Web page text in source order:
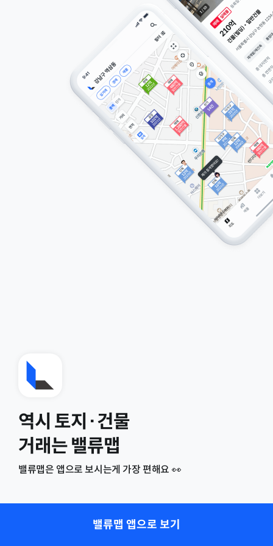
역시 토지·건물
거래는 밸류맵
밸류맵은 앱으로 보시는게 가장 편해요 👀
밸류맵 앱으로 보기